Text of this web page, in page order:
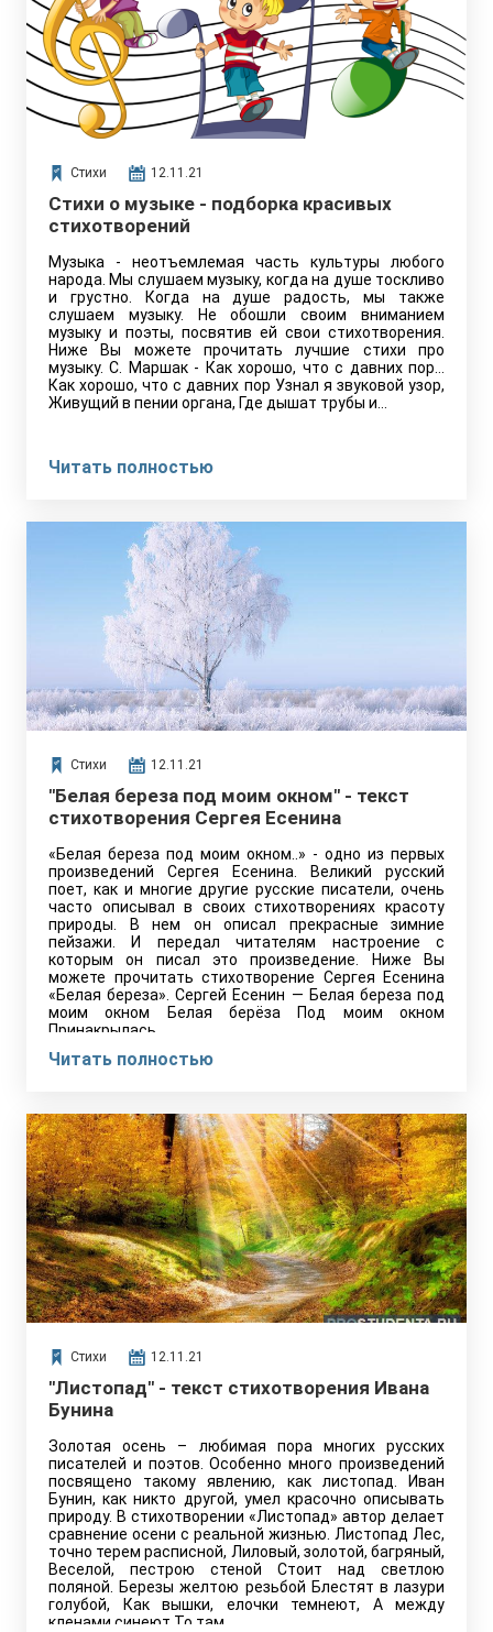
Стихи 12.11.21
Стихи о музыке - подборка красивых
стихотворений
Музыка - неотъемлемая часть культуры любого
народа. Мы слушаем музыку, когда на душе тоскливо
и грустно. Когда на душе радость, мы также
слушаем музыку. Не обошли своим вниманием
музыку и поэты, посвятив ей свои стихотворения.
Ниже Вы можете прочитать лучшие стихи про
музыку. С. Маршак - Как хорошо, что с давних пор…
Как хорошо, что с давних пор Узнал я звуковой узор,
Живущий в пении органа, Где дышат трубы и…
Читать полностью
Стихи 12.11.21
"Белая береза под моим окном" - текст
стихотворения Сергея Есенина
«Белая береза под моим окном..» - одно из первых
произведений Сергея Есенина. Великий русский
поет, как и многие другие русские писатели, очень
часто описывал в своих стихотворениях красоту
природы. В нем он описал прекрасные зимние
пейзажи. И передал читателям настроение с
которым он писал это произведение. Ниже Вы
можете прочитать стихотворение Сергея Есенина
«Белая береза». Сергей Есенин — Белая береза под
моим окном Белая берёза Под моим окном
Принакрылась…
Читать полностью
Стихи 12.11.21
"Листопад" - текст стихотворения Ивана
Бунина
Золотая осень – любимая пора многих русских
писателей и поэтов. Особенно много произведений
посвящено такому явлению, как листопад. Иван
Бунин, как никто другой, умел красочно описывать
природу. В стихотворении «Листопад» автор делает
сравнение осени с реальной жизнью. Листопад Лес,
точно терем расписной, Лиловый, золотой, багряный,
Веселой, пестрою стеной Стоит над светлою
поляной. Березы желтою резьбой Блестят в лазури
голубой, Как вышки, елочки темнеют, А между
кленами синеют То там,…